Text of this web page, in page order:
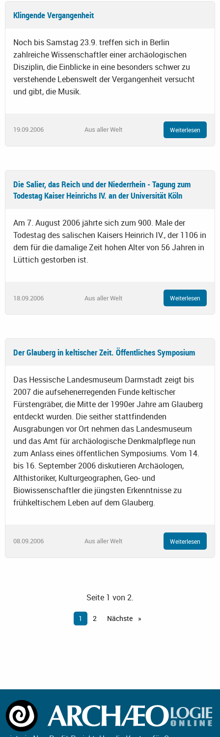
Klingende Vergangenheit
Noch bis Samstag 23.9. treffen sich in Berlin
zahlreiche Wissenschaftler einer archäologischen
Disziplin, die Einblicke in eine besonders schwer zu
verstehende Lebenswelt der Vergangenheit versucht
und gibt, die Musik.
19.09.2006 Aus aller Welt Weiterlesen
Die Salier, das Reich und der Niederrhein - Tagung zum
Todestag Kaiser Heinrichs IV. an der Universität Köln
Am 7. August 2006 jährte sich zum 900. Male der
Todestag des salischen Kaisers Heinrich IV., der 1106 in
dem für die damalige Zeit hohen Alter von 56 Jahren in
Lüttich gestorben ist.
18.09.2006 Aus aller Welt Weiterlesen
Der Glauberg in keltischer Zeit. Öffentliches Symposium
Das Hessische Landesmuseum Darmstadt zeigt bis
2007 die aufsehenerregenden Funde keltischer
Fürstengräber, die Mitte der 1990er Jahre am Glauberg
entdeckt wurden. Die seither stattfindenden
Ausgrabungen vor Ort nehmen das Landesmuseum
und das Amt für archäologische Denkmalpflege nun
zum Anlass eines öffentlichen Symposiums. Vom 14.
bis 16. September 2006 diskutieren Archäologen,
Althistoriker, Kulturgeographen, Geo- und
Biowissenschaftler die jüngsten Erkenntnisse zu
frühkeltischem Leben auf dem Glauberg.
08.09.2006 Aus aller Welt Weiterlesen
Seite 1 von 2.
1 2 Nächste